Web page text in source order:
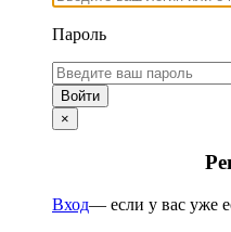
Пароль
×
Вход— если у вас уже